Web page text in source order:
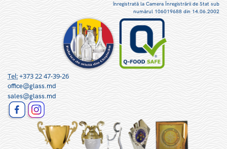
înregistrată la Camera Înregistrării de Stat sub
numărul 106019688 din 14.06.2002
Tel:+373 22 47-39-26
office@glass.md
sales@glass.md